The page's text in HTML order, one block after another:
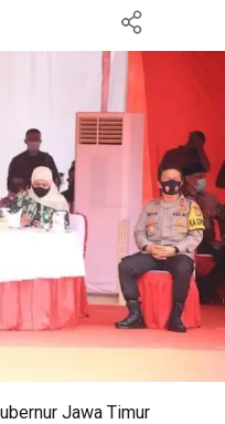
Jawa Timur